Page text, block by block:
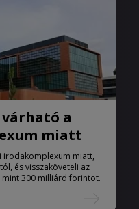
a
miatt
irodakomplexum miatt,
és visszaköveteli az
300 milliárd forintot.